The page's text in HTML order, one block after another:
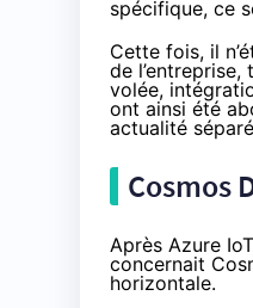
spécifique, ce
Cette fois, il
de
volée,
ont ainsi été
actualité
Cosmos
Après Azure
concernait
horizontale.